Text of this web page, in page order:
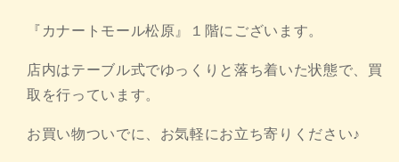
『カナートモール松原』１階にございます。
店内はテーブル式でゆっくりと落ち着いた状態で、買
取を行っています。
お買い物ついでに、お気軽にお立ち寄りください♪